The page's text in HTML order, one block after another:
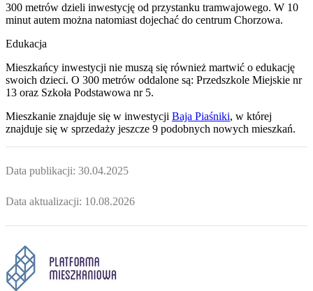
300 metrów dzieli inwestycję od przystanku tramwajowego. W 10
minut autem można natomiast dojechać do centrum Chorzowa.
Edukacja
Mieszkańcy inwestycji nie muszą się również martwić o edukację
swoich dzieci. O 300 metrów oddalone są: Przedszkole Miejskie nr
13 oraz Szkoła Podstawowa nr 5.
Mieszkanie znajduje się w inwestycji Baja Piaśniki, w której
znajduje się w sprzedaży jeszcze 9 podobnych nowych mieszkań.
Data publikacji: 30.04.2025
Data aktualizacji: 10.08.2026